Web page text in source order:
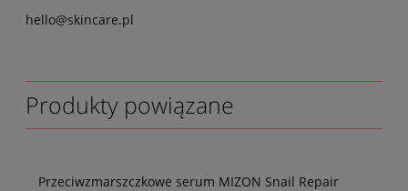
hello@skincare.pl
Produkty powiązane
Przeciwzmarszczkowe serum MIZON Snail Repair